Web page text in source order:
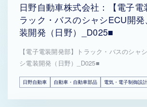
日野自動車株式会社：【電子電
ラック・バスのシャシECU開
装開発（日野）_D025■
【電子電装開発部】トラック・バスのシャ
シ電装開発（日野）_D025■
日野自動車 自動車・自動車部品 電気・電子制御設計